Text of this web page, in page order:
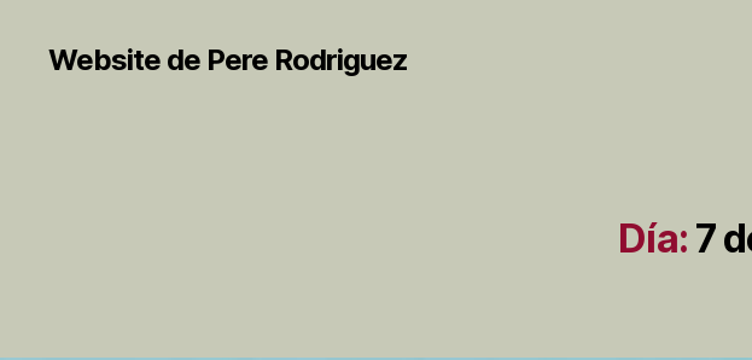
Website de Pere Rodriguez
Día: 7